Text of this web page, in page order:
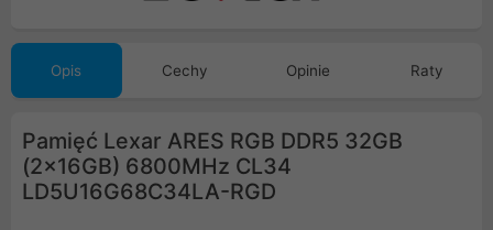
Opis Cechy Opinie Raty
Pamięć Lexar ARES RGB DDR5 32GB
(2x16GB) 6800MHz CL34
LD5U16G68C34LA-RGD